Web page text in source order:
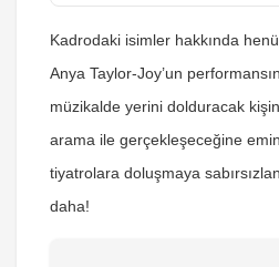
Kadrodaki isimler hakkında
Anya Taylor-Joy’un
müzikalde yerini dolduracak
arama ile gerçekleşeceğine
tiyatrolara doluşmaya
daha!